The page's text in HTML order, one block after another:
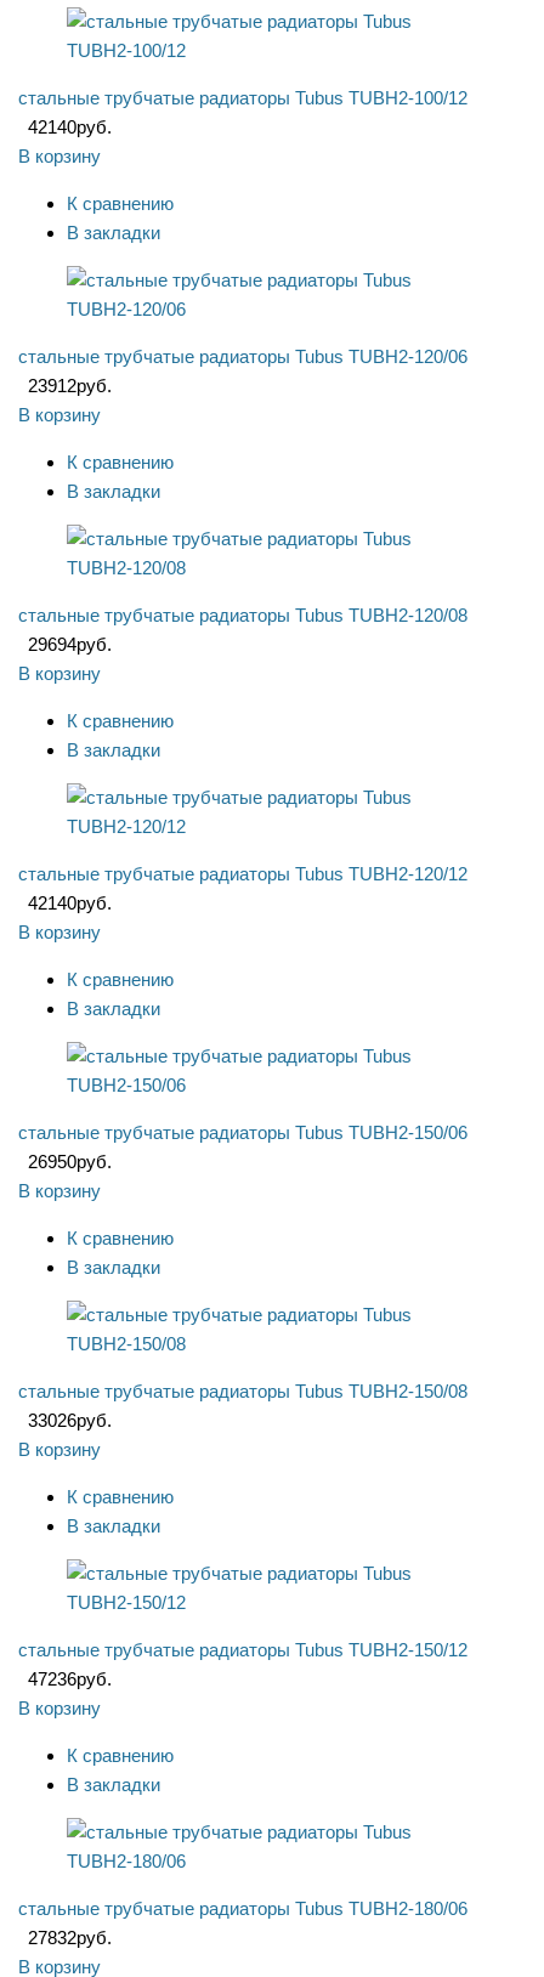
стальные трубчатые радиаторы Tubus TUBH2-100/12
42140руб.
В корзину
К сравнению
В закладки
стальные трубчатые радиаторы Tubus TUBH2-120/06
23912руб.
В корзину
К сравнению
В закладки
стальные трубчатые радиаторы Tubus TUBH2-120/08
29694руб.
В корзину
К сравнению
В закладки
стальные трубчатые радиаторы Tubus TUBH2-120/12
42140руб.
В корзину
К сравнению
В закладки
стальные трубчатые радиаторы Tubus TUBH2-150/06
26950руб.
В корзину
К сравнению
В закладки
стальные трубчатые радиаторы Tubus TUBH2-150/08
33026руб.
В корзину
К сравнению
В закладки
стальные трубчатые радиаторы Tubus TUBH2-150/12
47236руб.
В корзину
К сравнению
В закладки
стальные трубчатые радиаторы Tubus TUBH2-180/06
27832руб.
В корзину